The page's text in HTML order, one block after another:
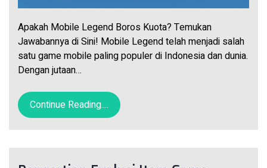
Apakah Mobile Legend Boros Kuota? Temukan
Jawabannya di Sini! Mobile Legend telah menjadi salah
satu game mobile paling populer di Indonesia dan dunia.
Dengan jutaan…
Continue Reading....